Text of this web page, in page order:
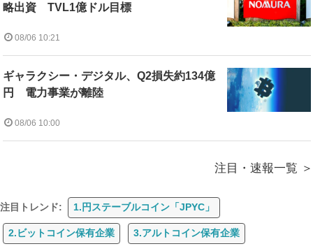
略出資 TVL1億ドル目標
08/06 10:21
ギャラクシー・デジタル、Q2損失約134億
円 電力事業が離陸
08/06 10:00
注目・速報一覧
注目トレンド: 1.円ステーブルコイン「JPYC」
2.ビットコイン保有企業 3.アルトコイン保有企業